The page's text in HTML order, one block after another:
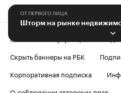
ОТ ПЕРВОГО ЛИЦА
Контактная информация
Скрыть баннеры на РБК
Корпоративная подписка